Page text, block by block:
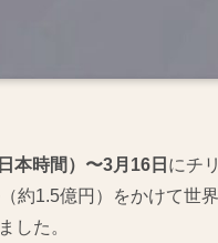
本時間）〜3月16日 にチ
約1.5億円）をかけて世
した。